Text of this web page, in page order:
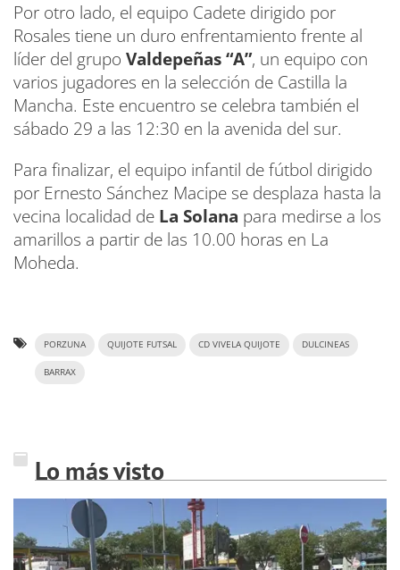
Por otro lado, el equipo Cadete dirigido por
Rosales tiene un duro enfrentamiento frente al
líder del grupo Valdepeñas “A”, un equipo con
varios jugadores en la selección de Castilla la
Mancha. Este encuentro se celebra también el
sábado 29 a las 12:30 en la avenida del sur.
Para finalizar, el equipo infantil de fútbol dirigido
por Ernesto Sánchez Macipe se desplaza hasta la
vecina localidad de La Solana para medirse a los
amarillos a partir de las 10.00 horas en La
Moheda.
PORZUNA QUIJOTE FUTSAL CD VIVELA QUIJOTE DULCINEAS
BARRAX
Lo más visto